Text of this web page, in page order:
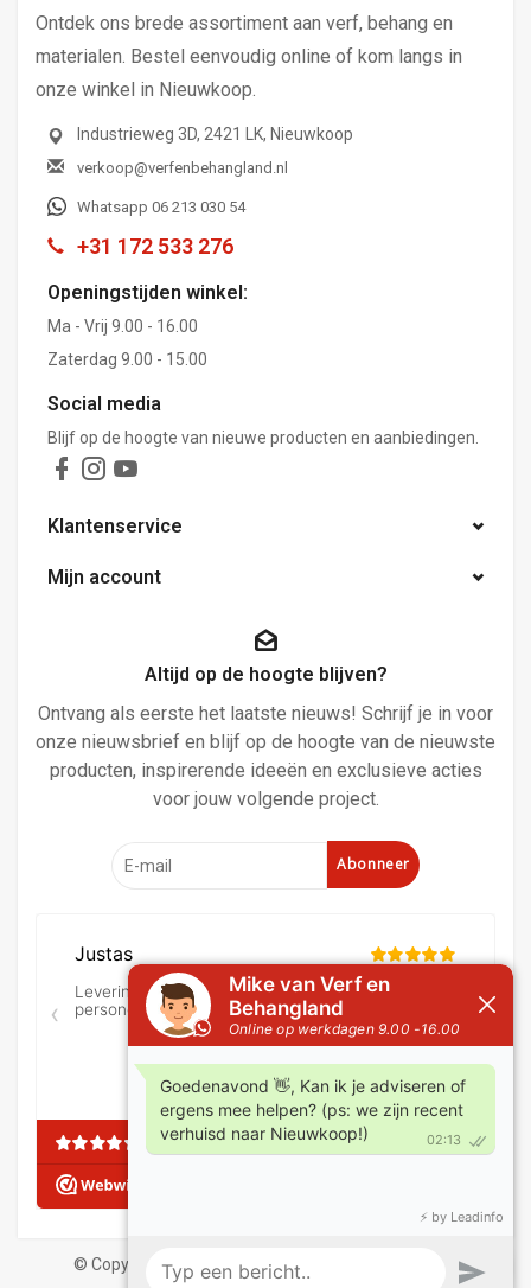
Ontdek ons brede assortiment aan verf, behang en
materialen. Bestel eenvoudig online of kom langs in
onze winkel in Nieuwkoop.
Industrieweg 3D, 2421 LK, Nieuwkoop
verkoop@verfenbehangland.nl
Whatsapp 06 213 030 54
+31 172 533 276
Openingstijden winkel:
Ma - Vrij 9.00 - 16.00
Zaterdag 9.00 - 15.00
Social media
Blijf op de hoogte van nieuwe producten en aanbiedingen.
Klantenservice
Mijn account
Altijd op de hoogte blijven?
Ontvang als eerste het laatste nieuws! Schrijf je in voor
onze nieuwsbrief en blijf op de hoogte van de nieuwste
producten, inspirerende ideeën en exclusieve acties
voor jouw volgende project.
Abonneer
© Copyright 2026 Verf en behangland